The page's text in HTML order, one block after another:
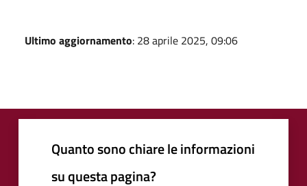
Ultimo aggiornamento: 28 aprile 2025, 09:06
Quanto sono chiare le informazioni
su questa pagina?